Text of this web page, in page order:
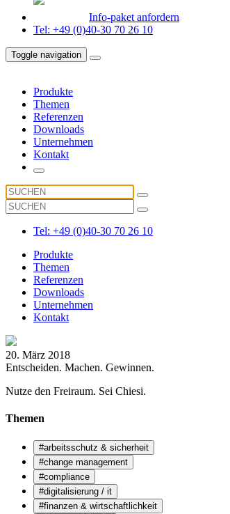
Info-paket anfordern
Tel: +49 (0)40-30 70 26 10
Toggle navigation
Produkte
Themen
Referenzen
Downloads
Unternehmen
Kontakt
Tel: +49 (0)40-30 70 26 10
Produkte
Themen
Referenzen
Downloads
Unternehmen
Kontakt
20. März 2018
Entscheiden. Machen. Gewinnen.
Nutze den Freiraum. Sei Chiesi.
Themen
#arbeitsschutz & sicherheit
#change management
#compliance
#digitalisierung / it
#finanzen & wirtschaftlichkeit